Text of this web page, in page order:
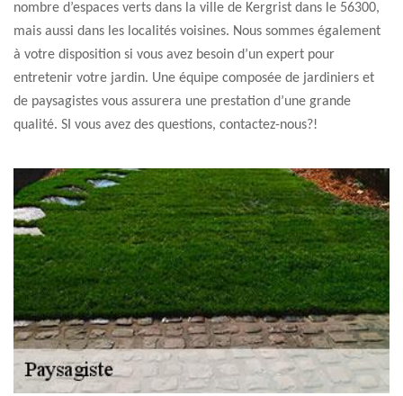
nombre d’espaces verts dans la ville de Kergrist dans le 56300,
mais aussi dans les localités voisines. Nous sommes également
à votre disposition si vous avez besoin d’un expert pour
entretenir votre jardin. Une équipe composée de jardiniers et
de paysagistes vous assurera une prestation d’une grande
qualité. SI vous avez des questions, contactez-nous?!